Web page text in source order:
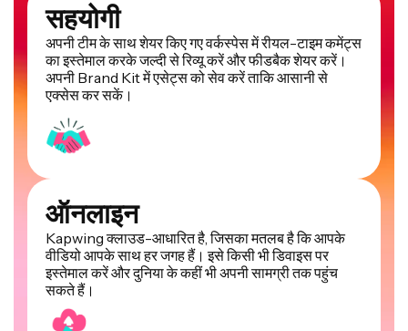
सहयोगी
अपनी टीम के साथ शेयर किए गए वर्कस्पेस में रीयल-टाइम कमेंट्स
का इस्तेमाल करके जल्दी से रिव्यू करें और फीडबैक शेयर करें।
अपनी Brand Kit में एसेट्स को सेव करें ताकि आसानी से
एक्सेस कर सकें।
ऑनलाइन
Kapwing क्लाउड-आधारित है, जिसका मतलब है कि आपके
वीडियो आपके साथ हर जगह हैं। इसे किसी भी डिवाइस पर
इस्तेमाल करें और दुनिया के कहीं भी अपनी सामग्री तक पहुंच
सकते हैं।